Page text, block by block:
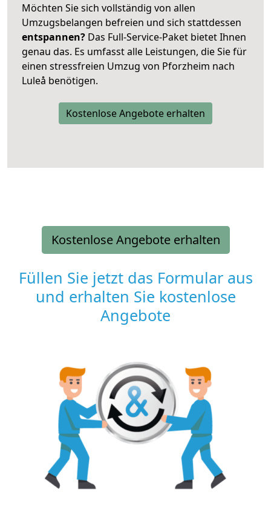
Möchten Sie sich vollständig von allen
Umzugsbelangen befreien und sich stattdessen
entspannen? Das Full-Service-Paket bietet Ihnen
genau das. Es umfasst alle Leistungen, die Sie für
einen stressfreien Umzug von Pforzheim nach
Luleå benötigen.
Kostenlose Angebote erhalten
Kostenlose Angebote erhalten
Füllen Sie jetzt das Formular aus
und erhalten Sie kostenlose
Angebote